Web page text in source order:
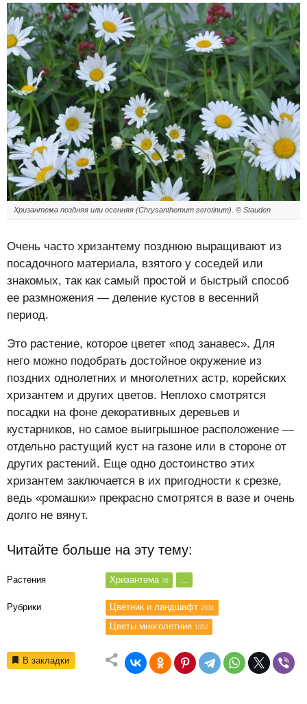
Хризантема поздняя или осенняя (Chrysanthemum serotinum). © Stauden
Очень часто хризантему позднюю выращивают из
посадочного материала, взятого у соседей или
знакомых, так как самый простой и быстрый способ
ее размножения — деление кустов в весенний
период.
Это растение, которое цветет «под занавес». Для
него можно подобрать достойное окружение из
поздних однолетних и многолетних астр, корейских
хризантем и других цветов. Неплохо смотрятся
посадки на фоне декоративных деревьев и
кустарников, но самое выигрышное расположение —
отдельно растущий куст на газоне или в стороне от
других растений. Еще одно достоинство этих
хризантем заключается в их пригодности к срезке,
ведь «ромашки» прекрасно смотрятся в вазе и очень
долго не вянут.
Читайте больше на эту тему:
Растения Хризантема 36 ...
Рубрики Цветник и ландшафт 2631
Цветы многолетние 1052
В закладки